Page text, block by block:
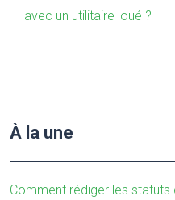
avec un utilitaire loué ?
À la une
Comment rédiger les statuts